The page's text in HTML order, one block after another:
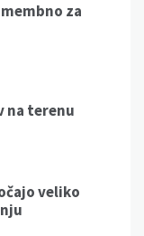
za
na terenu
veliko